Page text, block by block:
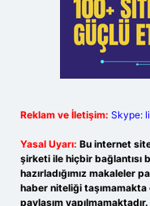
Reklam ve İletişim: Skype:
Yasal Uyarı: Bu internet
şirketi ile hiçbir bağlantısı
hazırladığımız makaleler
haber niteliği
paylaşım